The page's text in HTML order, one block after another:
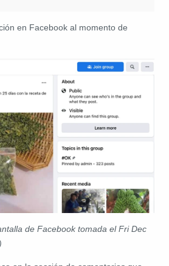
en Facebook al momento de
de Facebook tomada el Fri Dec